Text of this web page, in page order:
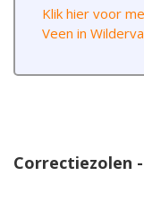
Klik hier voor
Veen in
Correctiezolen